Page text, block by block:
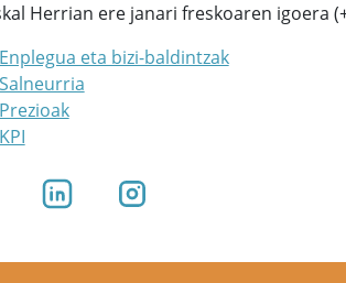
Herrian ere janari freskoaren igoera
Enplegua eta bizi-baldintzak
Salneurria
Prezioak
KPI